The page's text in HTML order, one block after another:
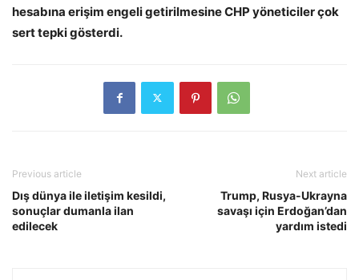
hesabına erişim engeli getirilmesine CHP yöneticiler çok
sert tepki gösterdi.
Previous article
Dış dünya ile iletişim kesildi,
sonuçlar dumanla ilan
edilecek
Next article
Trump, Rusya-Ukrayna
savaşı için Erdoğan’dan
yardım istedi